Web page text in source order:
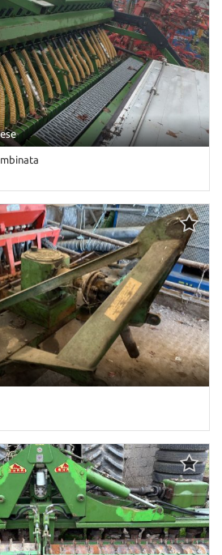
Altro • Antracite pastello
Altro • Antracite pastello